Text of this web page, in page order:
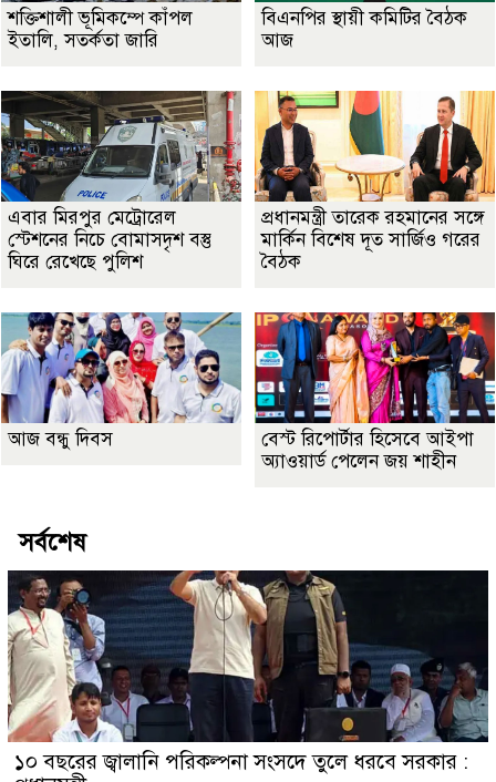
শক্তিশালী ভূমিকম্পে কাঁপল
ইতালি, সতর্কতা জারি
বিএনপির স্থায়ী কমিটির বৈঠক
আজ
এবার মিরপুর মেট্রোরেল
স্টেশনের নিচে বোমাসদৃশ বস্তু
ঘিরে রেখেছে পুলিশ
প্রধানমন্ত্রী তারেক রহমানের সঙ্গে
মার্কিন বিশেষ দূত সার্জিও গরের
বৈঠক
আজ বন্ধু দিবস
বেস্ট রিপোর্টার হিসেবে আইপা
অ্যাওয়ার্ড পেলেন জয় শাহীন
সর্বশেষ
১০ বছরের জ্বালানি পরিকল্পনা সংসদে তুলে ধরবে সরকার :